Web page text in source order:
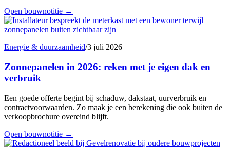
Open bouwnotitie →
Energie & duurzaamheid/3 juli 2026
Zonnepanelen in 2026: reken met je eigen dak en
verbruik
Een goede offerte begint bij schaduw, dakstaat, uurverbruik en
contractvoorwaarden. Zo maak je een berekening die ook buiten de
verkoopbrochure overeind blijft.
Open bouwnotitie →